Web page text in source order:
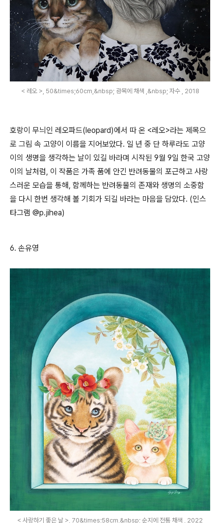
< 레오 >, 50&times;60cm,&nbsp; 광목에 채색 ,&nbsp; 자수 , 2018
호랑이 무늬인 레오파드(leopard)에서 따 온 <레오>라는 제목으
로 그림 속 고양이 이름을 지어보았다. 일 년 중 단 하루라도 고양
이의 생명을 생각하는 날이 있길 바라며 시작된 9월 9일 한국 고양
이의 날처럼, 이 작품은 가족 품에 안긴 반려동물의 포근하고 사랑
스러운 모습을 통해, 함께하는 반려동물의 존재와 생명의 소중함
을 다시 한번 생각해 볼 기회가 되길 바라는 마음을 담았다. (인스
타그램 @p.jihea)
6. 손유영
< 사랑하기 좋은 날 >, 70&times;58cm,&nbsp; 순지에 전통 채색 , 2022